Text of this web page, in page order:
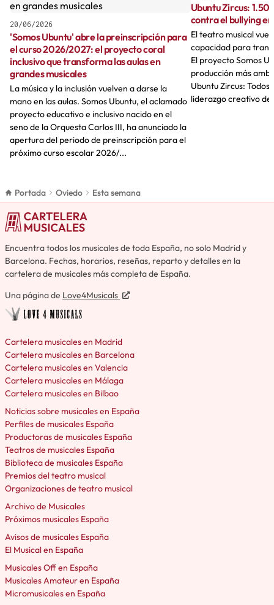
20/06/2026
'Somos Ubuntu' abre la preinscripción para
el curso 2026/2027: el proyecto coral
inclusivo que transforma las aulas en
grandes musicales
La música y la inclusión vuelven a darse la
mano en las aulas. Somos Ubuntu, el aclamado
proyecto educativo e inclusivo nacido en el
seno de la Orquesta Carlos III, ha anunciado la
apertura del periodo de preinscripción para el
próximo curso escolar 2026/...
Ubuntu Zircus:
contra el bullying
El teatro musical
capacidad para
El proyecto Somos
producción más
Ubuntu Zircus:
liderazgo creativo
Portada Oviedo Esta semana
Encuentra todos los musicales de toda España, no solo Madrid y
Barcelona. Fechas, horarios, reseñas, reparto y detalles en la
cartelera de musicales más completa de España.
Una página de Love4Musicals
Cartelera musicales en Madrid
Cartelera musicales en Barcelona
Cartelera musicales en Valencia
Cartelera musicales en Málaga
Cartelera musicales en Bilbao
Noticias sobre musicales en España
Perfiles de musicales España
Productoras de musicales España
Teatros de musicales España
Biblioteca de musicales España
Premios del teatro musical
Organizaciones de teatro musical
Archivo de Musicales
Próximos musicales España
Avisos de musicales España
El Musical en España
Musicales Off en España
Musicales Amateur en España
Micromusicales en España